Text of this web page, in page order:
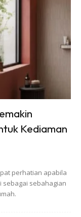
Kediaman
perhatian apabila
sebagai sebahagian